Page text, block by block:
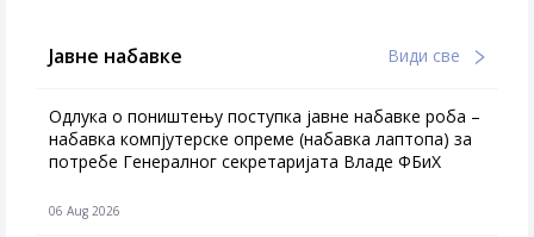
Јавне набавке Види све
Одлука о поништењу поступка јавне набавке роба –
набавка компјутерске опреме (набавка лаптопа) за
потребе Генералног секретаријата Владе ФБиХ
06 Aug 2026